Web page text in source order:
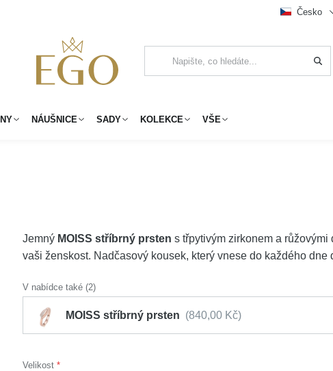
Česko
NÁUŠNICE SADY KOLEKCE VŠE
Jemný MOISS stříbrný prsten s třpytivým zirkonem a
vaši ženskost. Nadčasový kousek, který vnese do každého dne
V nabídce také (2)
MOISS stříbrný prsten 840,00 Kč
Velikost